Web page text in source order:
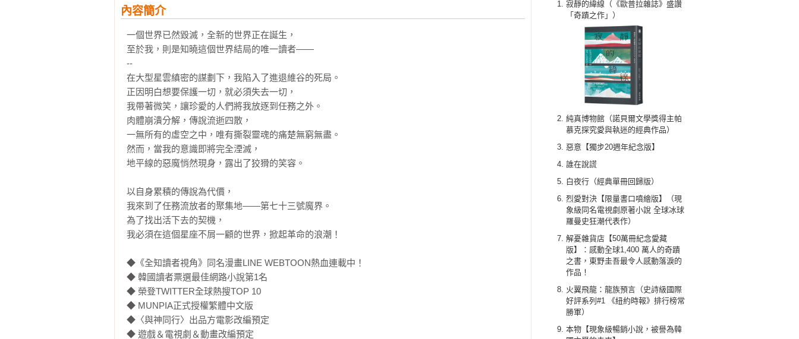
寂靜的緯線（《歐普拉雜誌》盛讚
「奇蹟之作」）
純真博物館（諾貝爾文學獎得主帕
慕克探究愛與執迷的經典作品）
惡意【獨步20週年紀念版】
誰在說謊
白夜行（經典單冊回歸版）
烈愛對決【限量書口噴繪版】（現
象級同名電視劇原著小說 全球冰球
羅曼史狂潮代表作）
解憂雜貨店【50萬冊紀念愛藏
版】：感動全球1,400 萬人的奇蹟
之書，東野圭吾最令人感動落淚的
作品！
火翼飛龍：龍族預言（史詩級國際
好評系列#1 《紐約時報》排行榜常
勝軍）
本物【現象級暢銷小說，被譽為韓
內容簡介
一個世界已然毀滅，全新的世界正在誕生，
至於我，則是知曉這個世界結局的唯一讀者——
--
在大型星雲縝密的謀劃下，我陷入了進退維谷的死局。
正因明白想要保護一切，就必須失去一切，
我帶著微笑，讓珍愛的人們將我放逐到任務之外。
肉體崩潰分解，傳說流逝四散，
一無所有的虛空之中，唯有撕裂靈魂的痛楚無窮無盡。
然而，當我的意識即將完全湮滅，
地平線的惡魔悄然現身，露出了狡猾的笑容。
以自身累積的傳說為代價，
我來到了任務流放者的聚集地——第七十三號魔界。
為了找出活下去的契機，
我必須在這個星座不屑一顧的世界，掀起革命的浪潮！
◆《全知讀者視角》同名漫畫LINE WEBTOON熱血連載中！
◆ 韓國讀者票選最佳網路小說第1名
◆ 榮登TWITTER全球熱搜TOP 10
◆ MUNPIA正式授權繁體中文版
◆〈與神同行〉出品方電影改編預定
◆ 遊戲＆電視劇＆動畫改編預定